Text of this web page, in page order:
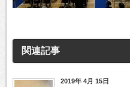
関連記事
2019年 4月 15日